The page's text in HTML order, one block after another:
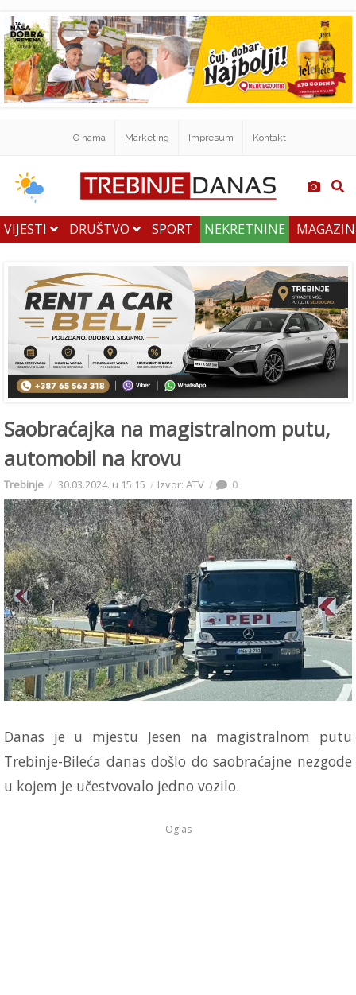
O nama Marketing Impresum Kontakt
VIJESTI DRUŠTVO SPORT NEKRETNINE
Saobraćajka na magistralnom putu,
automobil na krovu
Trebinje 30.03.2024. u 15:15 Izvor: ATV 0
Danas je u mjestu Jesen na magistralnom putu
Trebinje-Bileća danas došlo do saobraćajne nezgode
u kojem je učestvovalo jedno vozilo.
Oglas